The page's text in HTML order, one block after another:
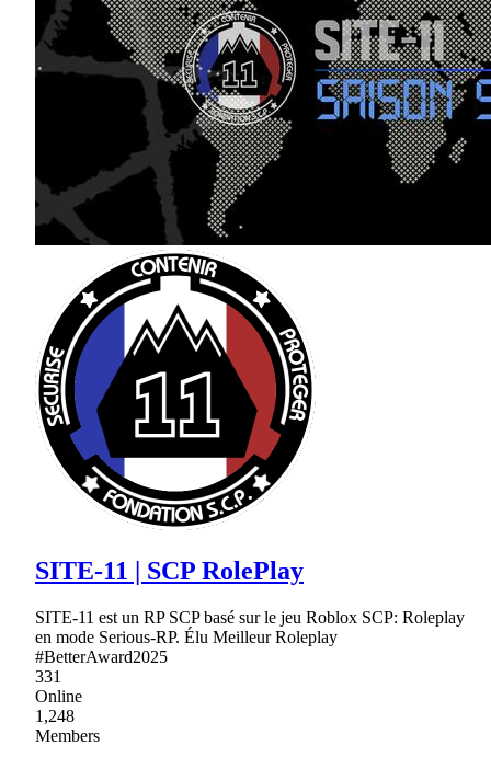
SITE-11 | SCP RolePlay
SITE-11 est un RP SCP basé sur le jeu Roblox SCP: Roleplay
en mode Serious-RP. Élu Meilleur Roleplay
#BetterAward2025
331
Online
1,248
Members